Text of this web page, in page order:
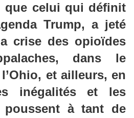
que celui qui définit
Trump, a jeté
crise des opioïdes
dans le
et ailleurs, en
inégalités et les
à tant de